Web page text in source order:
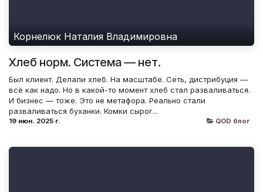
Корнелюк Наталия Владимировна
Хлеб норм. Система — нет.
Был клиент. Делали хлеб. На масштабе. Сеть, дистрибуция —
всё как надо. Но в какой-то момент хлеб стал разваливаться.
И бизнес — тоже. Это не метафора. Реально стали
разваливаться буханки. Комки сырог...
19 июн. 2025 г. QOD блог